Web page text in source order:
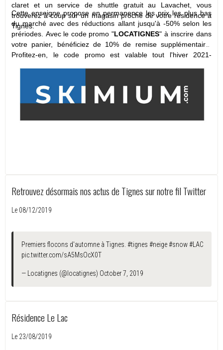
claret et un service de shuttle gratuit au Lavachet, vous
trouverez à coup sûr un magasin proche de votre résidence à
Tignes.
Cette enseigne propose en permanence les prix les plus bas
du marché avec des réductions allant jusqu'à -50% selon les
prériodes. Avec le code promo "LOCATIGNES" à inscrire dans
votre panier, bénéficiez de 10% de remise supplémentaire.
Profitez-en, le code promo est valable tout l'hiver 2021-
Retrouvez désormais nos actus de Tignes sur notre fil Twitter
Le 08/12/2019
Premiers flocons d'automne à Tignes. #tignes #neige#snow#LAC
pic.twitter.com/sA5MsOcX0T
— Locatignes (@locatignes) October 7, 2019
Résidence Le Lac
Le 23/08/2019